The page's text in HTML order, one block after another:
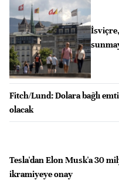
Fitch/Lund: Dolara bağlı
olacak
Tesla'dan Elon Musk'a 30
ikramiyeye onay